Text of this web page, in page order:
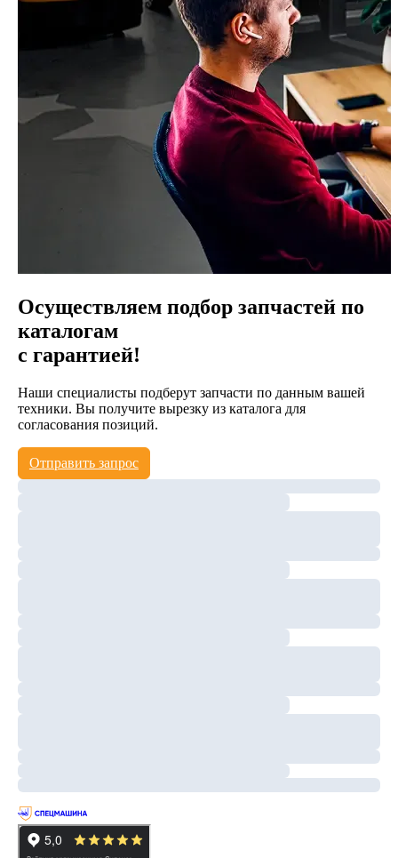
Осуществляем подбор запчастей по
каталогам
с гарантией!
Наши специалисты подберут запчасти по данным вашей
техники. Вы получите вырезку из каталога для
согласования позиций.
Отправить запрос